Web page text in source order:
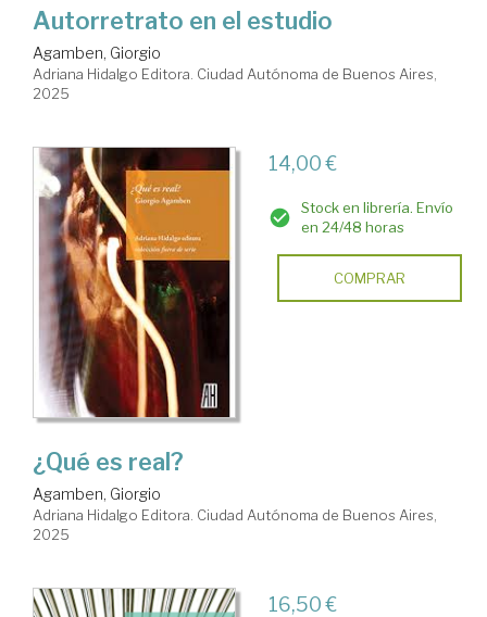
Autorretrato en el estudio
Agamben, Giorgio
Adriana Hidalgo Editora. Ciudad Autónoma de Buenos Aires,
2025
14,00 €
Stock en librería. Envío
en 24/48 horas
COMPRAR
¿Qué es real?
Agamben, Giorgio
Adriana Hidalgo Editora. Ciudad Autónoma de Buenos Aires,
2025
16,50 €